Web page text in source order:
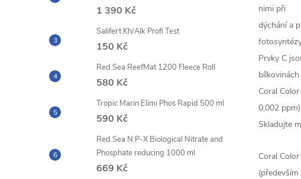
1 390 Kč
Salifert Kh/Alk Profi Test
150 Kč
Red Sea ReefMat 1200 Fleece Roll
580 Kč
Tropic Marin Elimi Phos Rapid 500 ml
590 Kč
Red Sea N:P-X Biological Nitrate and
Phosphate reducing 1000 ml
669 Kč
nimi při
dýchání a
Prvky C
Coral
0,002
Skladujte
Coral
(především